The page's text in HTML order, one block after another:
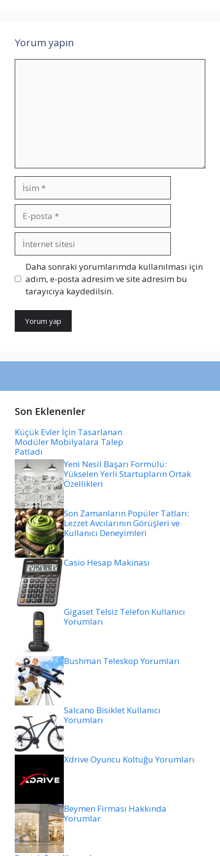
Yorum yapın
İsim
posta
İnternet
sitesi
Daha sonraki yorumlarımda kullanılması için
adım, e-posta adresim ve site adresim bu
tarayıcıya kaydedilsin.
Son Eklenenler
Küçük Evler İçin Tasarlanan
Modüler Mobilyalara Talep
Patladı
Yeni Nesil Başarı Formülü:
Yükselen Yerli Startupların Ortak
Özellikleri
Son Zamanların Popüler Tatları:
Lezzet Avcılarının Görüşleri ve
Kullanıcı Deneyimleri
Casio Hesap Makinası
Gigaset Telsiz Telefon Kullanıcı
Yorumları
Bushman Teleskop Yorumları
Salcano Bisiklet Kullanıcı
Yorumları
Xdrive Oyuncu Koltuğu Yorumları
Beymen Firması Hakkında
Yorumlar